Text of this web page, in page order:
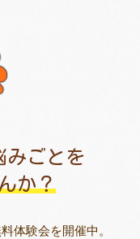
みごとを
か？
体験会を開催中。